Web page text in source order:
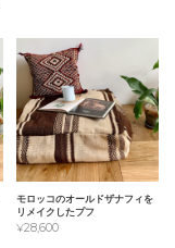
モロッコのオールドザナフィを
リメイクしたプフ
¥28,600